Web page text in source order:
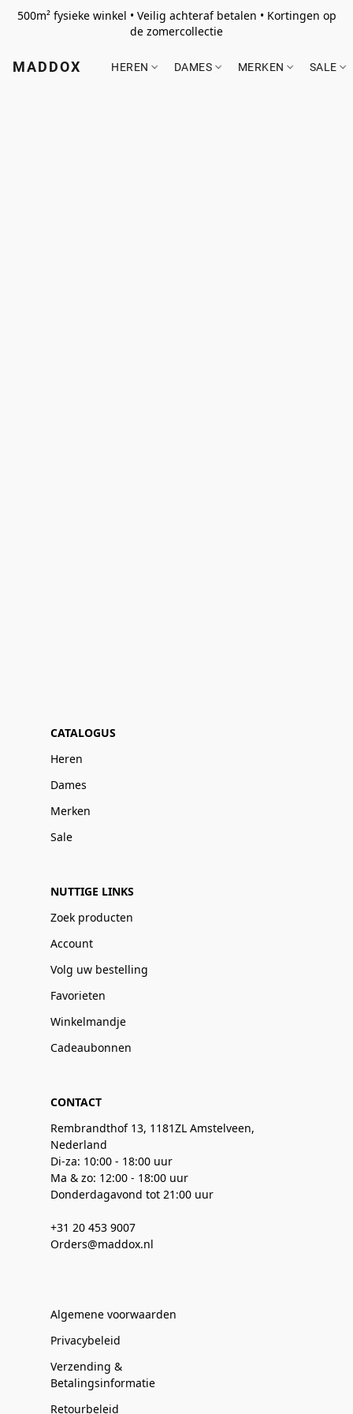
500m² fysieke winkel • Veilig achteraf betalen • Kortingen op
de zomercollectie
MADDOX HEREN DAMES MERKEN SALE
CATALOGUS
Heren
Dames
Merken
Sale
NUTTIGE LINKS
Zoek producten
Account
Volg uw bestelling
Favorieten
Winkelmandje
Cadeaubonnen
CONTACT
Rembrandthof 13, 1181ZL Amstelveen,
Nederland
Di-za: 10:00 - 18:00 uur
Ma & zo: 12:00 - 18:00 uur
Donderdagavond tot 21:00 uur
+31 20 453 9007
Orders@maddox.nl
Algemene voorwaarden
Privacybeleid
Verzending &
Betalingsinformatie
Retourbeleid